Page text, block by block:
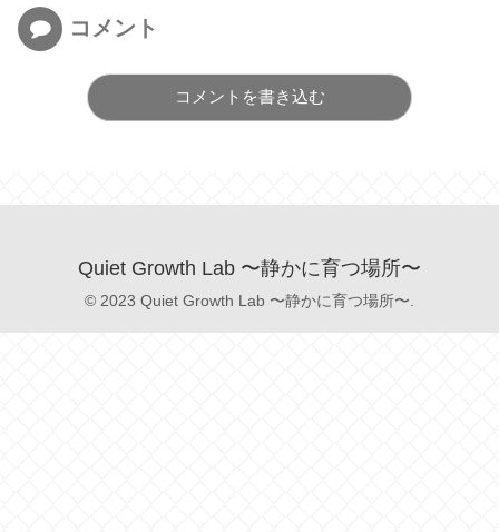
コメント
コメントを書き込む
Quiet Growth Lab 〜静かに育つ場所〜
© 2023 Quiet Growth Lab 〜静かに育つ場所〜.